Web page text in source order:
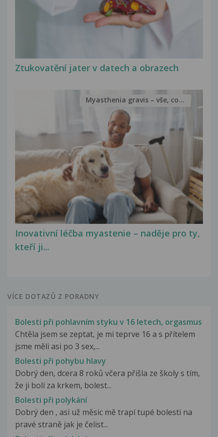
Ztukovatění jater v datech a obrazech
Inovativní léčba myastenie – naděje pro ty,
kteří ji...
Myasthenia gravis – vše, co...
VÍCE DOTAZŮ Z PORADNY
Bolesti při pohlavním styku v 16 letech, orgasmus
Chtěla jsem se zeptat, je mi teprve 16 a s přítelem
jsme měli asi po 3 sex,...
Bolesti při pohybu hlavy
Dobrý den, dcera 8 roků včera přišla ze školy s tím,
že ji bolí za krkem, bolest...
Bolesti při polykání
Dobrý den , asi už měsic mě trapí tupé bolesti na
pravé straně jak je čelist...